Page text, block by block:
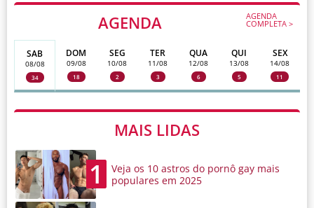
AGENDA AGENDA
COMPLETA >
SAB
08/08
34
DOM
09/08
18
SEG
10/08
2
TER
11/08
3
QUA
12/08
6
QUI
13/08
5
SEX
14/08
11
MAIS LIDAS
1
Veja os 10 astros do pornô gay mais
populares em 2025